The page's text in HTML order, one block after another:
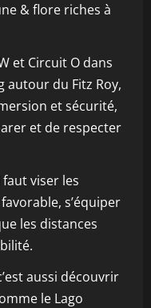
& flore riches à
et Circuit O dans
autour du Fitz Roy,
et sécurité,
et de respecter
viser les
s’équiper
les distances
aussi découvrir
le Lago